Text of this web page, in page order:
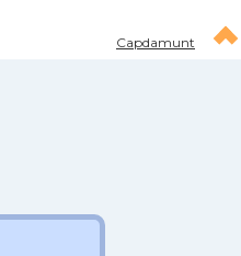
Capdamunt